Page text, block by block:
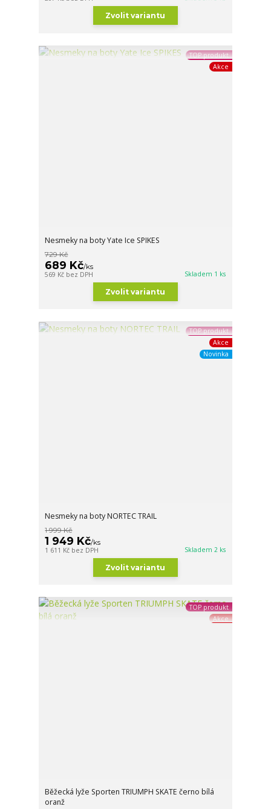
Zvolit variantu
TOP produkt
Akce
Nesmeky na boty Yate Ice SPIKES
729 Kč
689 Kč/ks
569 Kč bez DPH Skladem 1 ks
Zvolit variantu
TOP produkt
Akce
Novinka
Nesmeky na boty NORTEC TRAIL
1 999 Kč
1 949 Kč/ks
1 611 Kč bez DPH Skladem 2 ks
Zvolit variantu
TOP produkt
Akce
Běžecká lyže Sporten TRIUMPH SKATE černo bílá
oranž